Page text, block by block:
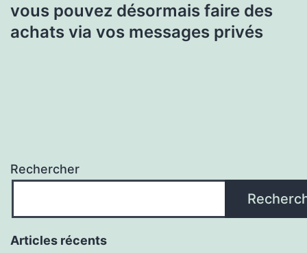
vous pouvez désormais faire des
achats via vos messages privés
Rechercher
Articles récents